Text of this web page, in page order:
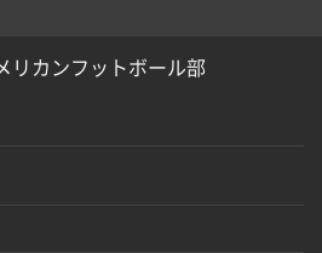
リカンフットボール部